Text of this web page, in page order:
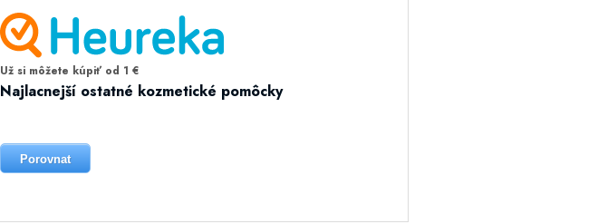
Už si môžete kúpiť od 1 €
Najlacnejší ostatné kozmetické pomôcky
Porovnat